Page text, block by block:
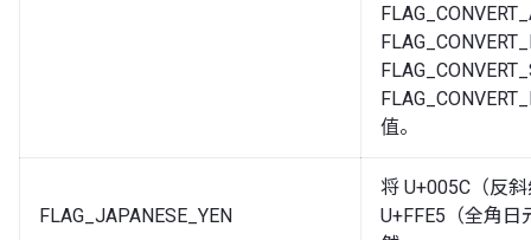
值。
FLAG_JAPANESE_YEN
将 U+005C（反
U+FFE5（全角